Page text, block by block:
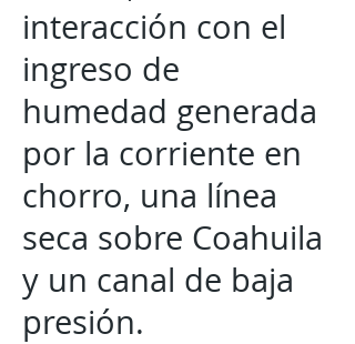
interacción con el
ingreso de
humedad generada
por la corriente en
chorro, una línea
seca sobre Coahuila
y un canal de baja
presión.